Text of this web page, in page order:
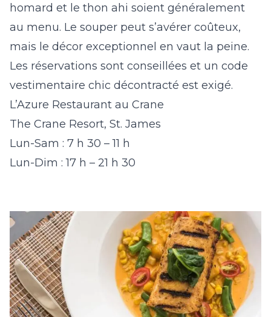
homard et le thon ahi soient généralement
au menu. Le souper peut s’avérer coûteux,
mais le décor exceptionnel en vaut la peine.
Les réservations sont conseillées et un code
vestimentaire chic décontracté est exigé.
L’Azure Restaurant au Crane
The Crane Resort, St. James
Lun-Sam : 7 h 30 – 11 h
Lun-Dim : 17 h – 21 h 30